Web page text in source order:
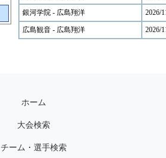
銀河学院 - 広島翔洋 2026/
広島観音 - 広島翔洋 2026/
ホーム
大会検索
チーム・選手検索